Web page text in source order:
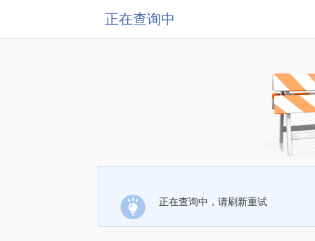
正在查询中
正在查询中，请刷新重试